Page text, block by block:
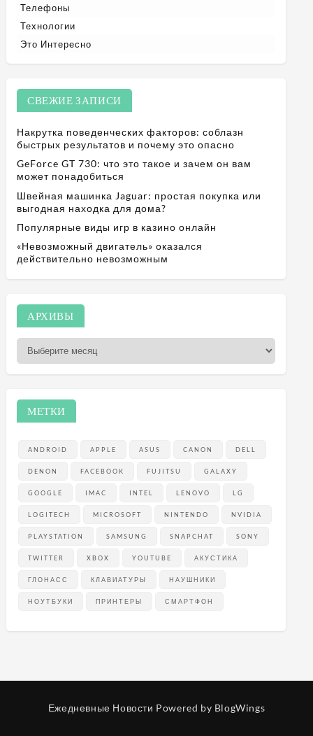
Телефоны
Технологии
Это Интересно
СВЕЖИЕ ЗАПИСИ
Накрутка поведенческих факторов: соблазн
быстрых результатов и почему это опасно
GeForce GT 730: что это такое и зачем он вам
может понадобиться
Швейная машинка Jaguar: простая покупка или
выгодная находка для дома?
Популярные виды игр в казино онлайн
«Невозможный двигатель» оказался
действительно невозможным
АРХИВЫ
А
в
МЕТКИ
ANDROID APPLE ASUS CANON DELL
DENON FACEBOOK FUJITSU GALAXY
GOOGLE IMAC INTEL LENOVO LG
LOGITECH MICROSOFT NINTENDO NVIDIA
PLAYSTATION SAMSUNG SNAPCHAT SONY
TWITTER XBOX YOUTUBE АКУСТИКА
ГЛОНАСС КЛАВИАТУРЫ НАУШНИКИ
НОУТБУКИ ПРИНТЕРЫ СМАРТФОН
Ежедневные Новости Powered by BlogWings